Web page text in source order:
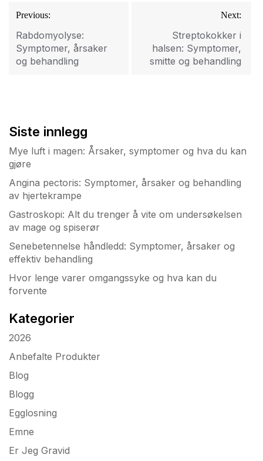
Innleggsnavigasjon
Previous:
Rabdomyolyse:
Symptomer, årsaker
og behandling
Next:
Streptokokker i
halsen: Symptomer,
smitte og behandling
Siste innlegg
Mye luft i magen: Årsaker, symptomer og hva du kan
gjøre
Angina pectoris: Symptomer, årsaker og behandling
av hjertekrampe
Gastroskopi: Alt du trenger å vite om undersøkelsen
av mage og spiserør
Senebetennelse håndledd: Symptomer, årsaker og
effektiv behandling
Hvor lenge varer omgangssyke og hva kan du
forvente
Kategorier
2026
Anbefalte Produkter
Blog
Blogg
Egglosning
Emne
Er Jeg Gravid